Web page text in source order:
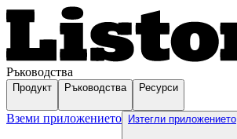
Ръководства
Продукт Ръководства Ресурси
Вземи приложението Изтегли приложението